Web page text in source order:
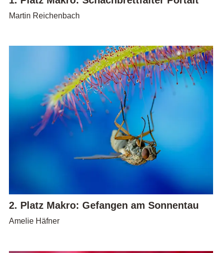
Martin Reichenbach
2. Platz Makro: Gefangen am Sonnentau
Amelie Häfner